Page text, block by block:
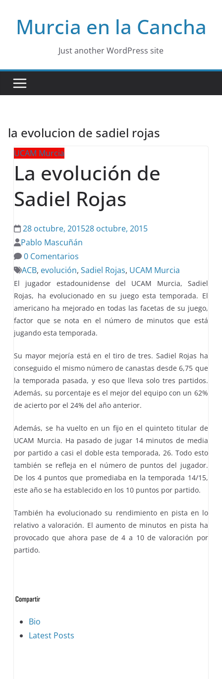
contentMurcia en la Cancha
Just another WordPress site
la evolucion de sadiel rojas
UCAM Murcia
La evolución de
Sadiel Rojas
28 octubre, 201528 octubre, 2015
Pablo Mascuñán
0 Comentarios
ACB, evolución,Sadiel Rojas, UCAM Murcia
El jugador estadounidense del UCAM Murcia, Sadiel
Rojas, ha evolucionado en su juego esta temporada. El
americano ha mejorado en todas las facetas de su juego,
factor que se nota en el número de minutos que está
jugando esta temporada.
Su mayor mejoría está en el tiro de tres. Sadiel Rojas ha
conseguido el mismo número de canastas desde 6,75 que
la temporada pasada, y eso que lleva solo tres partidos.
Además, su porcentaje es el mejor del equipo con un 62%
de acierto por el 24% del año anterior.
Además, se ha vuelto en un fijo en el quinteto titular de
UCAM Murcia. Ha pasado de jugar 14 minutos de media
por partido a casi el doble esta temporada, 26. Todo esto
también se refleja en el número de puntos del jugador.
De los 4 puntos que promediaba en la temporada 14/15,
este año se ha establecido en los 10 puntos por partido.
También ha evolucionado su rendimiento en pista en lo
relativo a valoración. El aumento de minutos en pista ha
provocado que ahora pase de 4 a 10 de valoración por
partido.
The
following
Bio
Latest Posts